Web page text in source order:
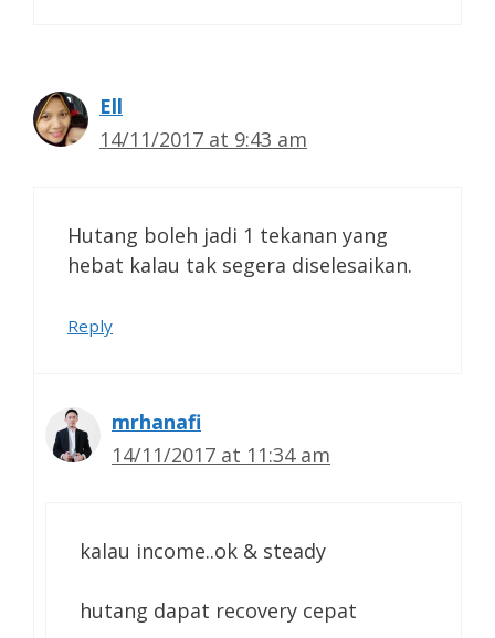
Ell
14/11/2017 at 9:43 am
Hutang boleh jadi 1 tekanan yang
hebat kalau tak segera diselesaikan.
Reply
mrhanafi
14/11/2017 at 11:34 am
kalau income..ok & steady
hutang dapat recovery cepat